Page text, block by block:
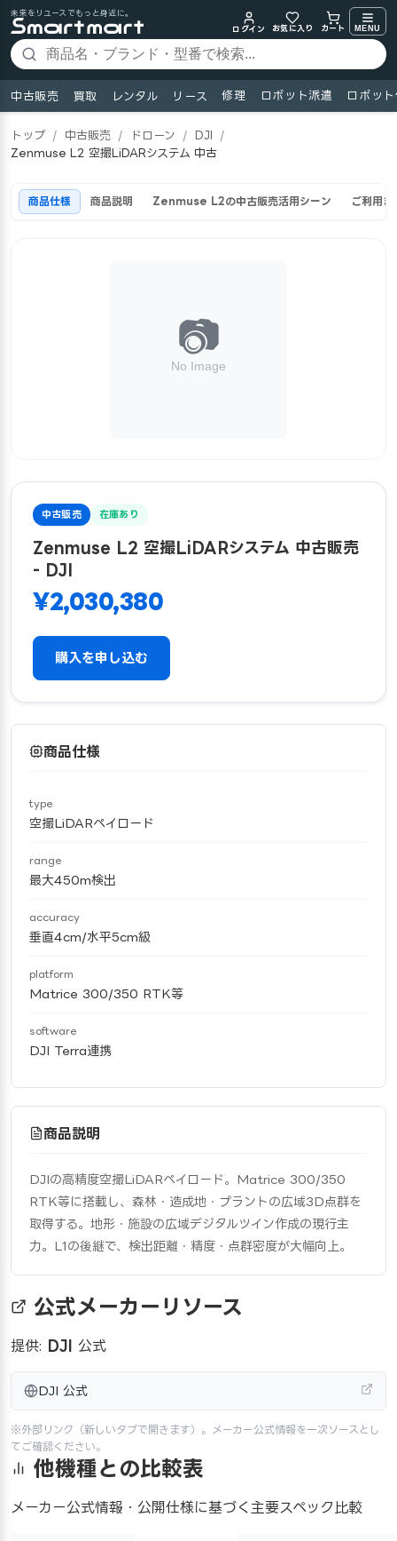
未来をリユースでもっと身近に。
ログイン
お気に入り カート MENU
中古販売 買取 レンタル リース 修理 ロボット派遣 ロボッ
トップ / 中古販売 / ドローン / DJI
/
Zenmuse L2 空撮LiDARシステム 中古
商品仕様 商品説明 Zenmuse L2の中古販売活用シーン ご利用ま
中古販売 在庫あり
Zenmuse L2 空撮LiDARシステム 中古販売
- DJI
¥2,030,380
購入を申し込む
商品仕様
type
空撮LiDARペイロード
range
最大450m検出
accuracy
垂直4cm/水平5cm級
platform
Matrice 300/350 RTK等
software
DJI Terra連携
商品説明
DJIの高精度空撮LiDARペイロード。Matrice 300/350
RTK等に搭載し、森林・造成地・プラントの広域3D点群を
取得する。地形・施設の広域デジタルツイン作成の現行主
力。L1の後継で、検出距離・精度・点群密度が大幅向上。
公式メーカーリソース
提供: DJI 公式
DJI 公式
※外部リンク（新しいタブで開きます）。メーカー公式情報を一次ソースとし
てご確認ください。
他機種との比較表
メーカー公式情報・公開仕様に基づく主要スペック比較